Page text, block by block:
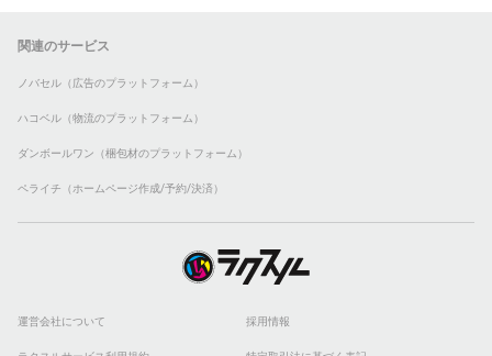
関連のサービス
ノバセル（広告のプラットフォーム）
ハコベル（物流のプラットフォーム）
ダンボールワン（梱包材のプラットフォーム）
ペライチ（ホームページ作成/予約/決済）
運営会社について 採用情報